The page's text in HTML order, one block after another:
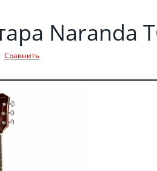
Naranda
Сравнить